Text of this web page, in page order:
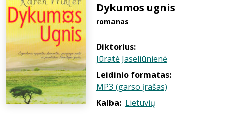
Dykumos ugnis
romanas
Diktorius:
Jūratė Jaseliūnienė
Leidinio formatas:
MP3 (garso įrašas)
Kalba: Lietuvių